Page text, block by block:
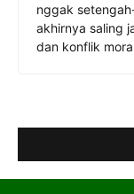
nggak
akhirnya saling
dan konflik